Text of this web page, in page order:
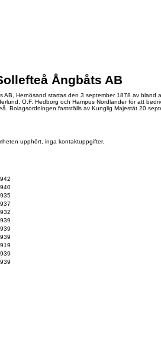
Ångbåts AB
AB, Hernösand startas den 3 september 1878 av bland
O.F. Hedborg och Hampus Nordlander för att
Bolagsordningen fastställs av Kunglig Majestät 20
upphört, inga kontaktuppgifter.